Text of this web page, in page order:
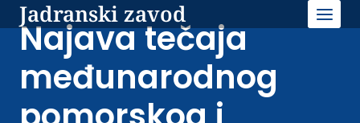
content
Jadranski zavod
Najava tečaja
međunarodnog